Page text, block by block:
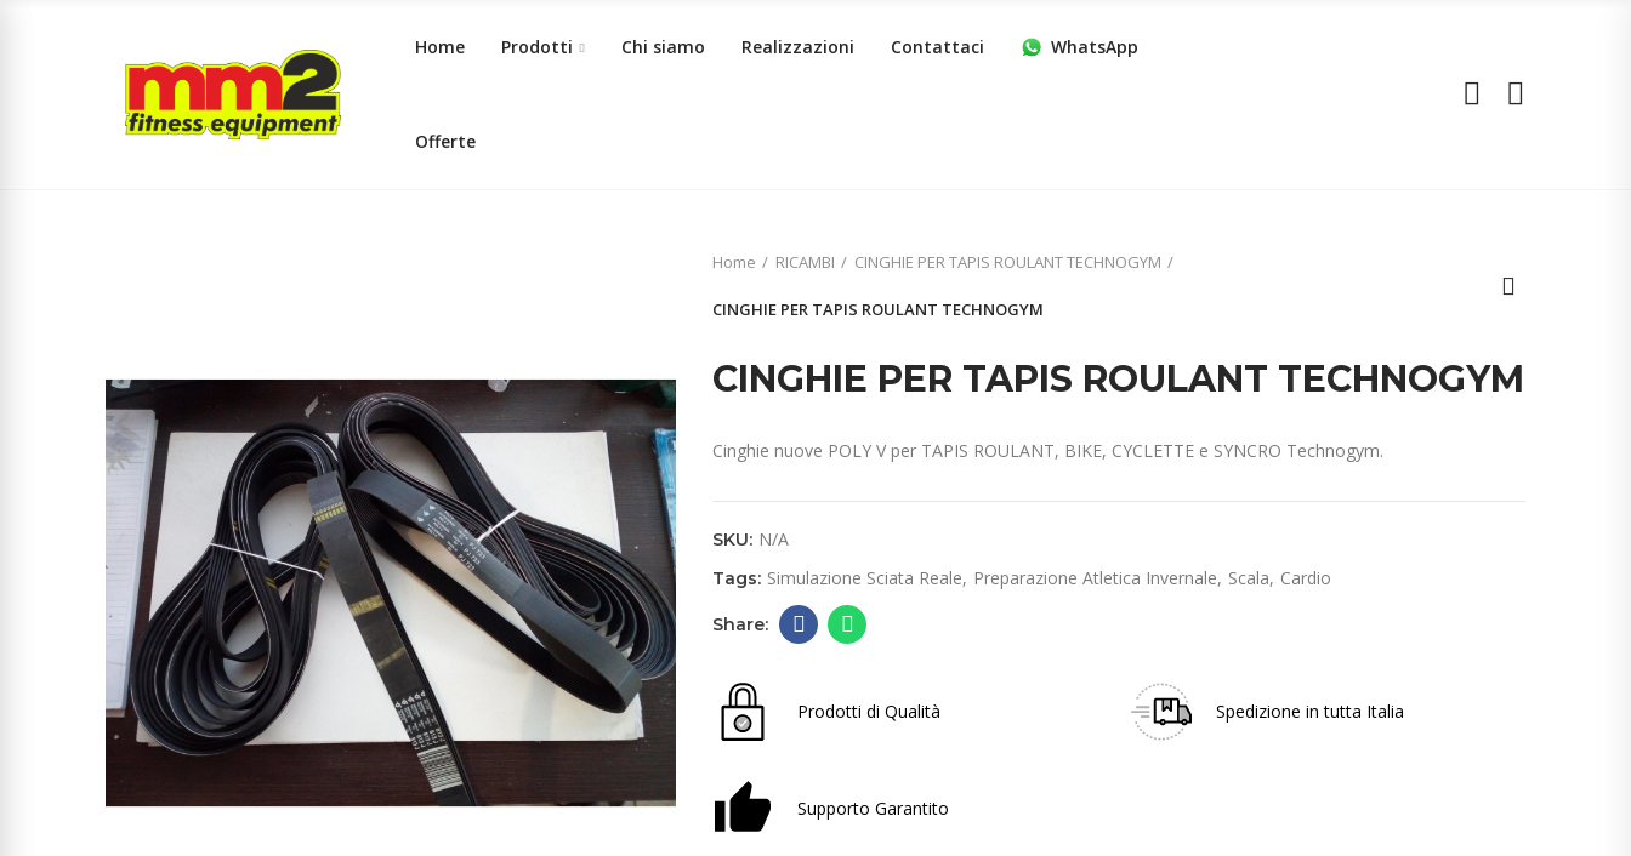
Home Prodotti Chi siamo Realizzazioni Contattaci WhatsApp
Offerte
Home RICAMBI CINGHIE PER TAPIS ROULANT TECHNOGYM
CINGHIE PER TAPIS ROULANT TECHNOGYM
CINGHIE PER TAPIS ROULANT TECHNOGYM
Cinghie nuove POLY V per TAPIS ROULANT, BIKE, CYCLETTE e SYNCRO Technogym.
SKU: N/A
Tags: Simulazione Sciata Reale Preparazione Atletica Invernale Scala Cardio
Prodotti di Qualità Spedizione in tutta Italia
Supporto Garantito